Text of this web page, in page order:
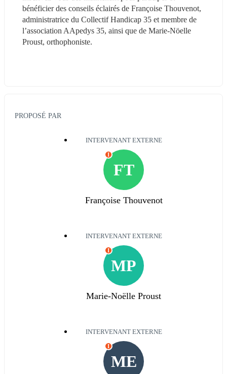
bénéficier des conseils éclairés de Françoise Thouvenot,
administratrice du Collectif Handicap 35 et membre de
l’association AApedys 35, ainsi que de Marie-Nöelle
Proust, orthophoniste.
PROPOSÉ PAR
INTERVENANT EXTERNE
FT
I
Françoise Thouvenot
INTERVENANT EXTERNE
MP
I
Marie-Noëlle Proust
INTERVENANT EXTERNE
ME
I